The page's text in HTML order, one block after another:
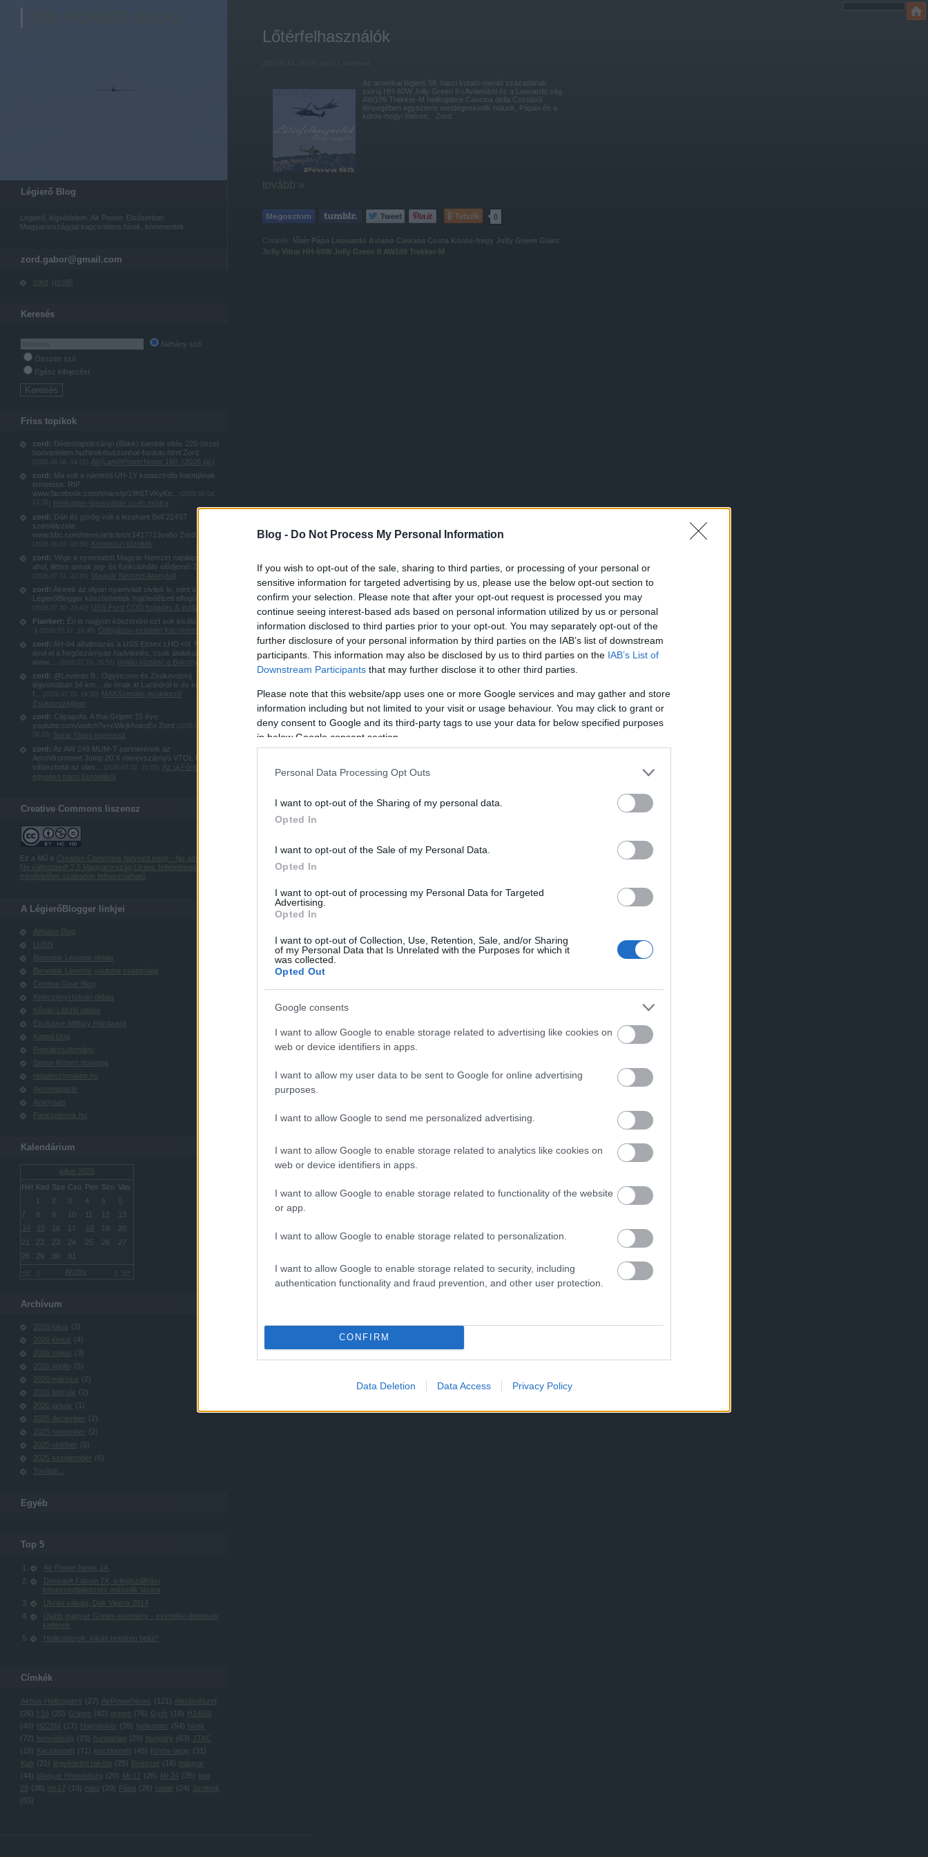
Blog - Do Not Process My Personal Information
If you wish to opt-out of the sale, sharing to third parties, or processing of your personal or
sensitive information for targeted advertising by us, please use the below opt-out section to
confirm your selection. Please note that after your opt-out request is processed you may
continue seeing interest-based ads based on personal information utilized by us or personal
information disclosed to third parties prior to your opt-out. You may separately opt-out of the
further disclosure of your personal information by third parties on the IAB’s list of downstream
participants. This information may also be disclosed by us to third parties on the IAB’s List of
Downstream Participants that may further disclose it to other third parties.
Please note that this website/app uses one or more Google services and may gather and store
information including but not limited to your visit or usage behaviour. You may click to grant or
deny consent to Google and its third-party tags to use your data for below specified purposes
in below Google consent section.
Personal Data Processing Opt Outs
I want to opt-out of the Sharing of my personal data.
Opted In
I want to opt-out of the Sale of my Personal Data.
Opted In
I want to opt-out of processing my Personal Data for Targeted
Advertising.
Opted In
I want to opt-out of Collection, Use, Retention, Sale, and/or Sharing
of my Personal Data that Is Unrelated with the Purposes for which it
was collected.
Opted Out
Google consents
I want to allow Google to enable storage related to advertising like cookies on
web or device identifiers in apps.
I want to allow my user data to be sent to Google for online advertising
purposes.
I want to allow Google to send me personalized advertising.
I want to allow Google to enable storage related to analytics like cookies on
web or device identifiers in apps.
I want to allow Google to enable storage related to functionality of the website
or app.
I want to allow Google to enable storage related to personalization.
I want to allow Google to enable storage related to security, including
authentication functionality and fraud prevention, and other user protection.
CONFIRM
Data Deletion Data Access Privacy Policy
Légierő Blog
Légierő, légvédelem, Air Power. Elsősorban
Magyarországgal kapcsolatos hírek, kommentek.
zord.gabor@gmail.com
zord ( profil )
Keresés
Néhány szó
Összes szó
Egész kifejezést
Friss topikok
zord: Dédestapolcsányi (Bükk) bambis oltás 225-össel:
honvedelem.hu/hirek/huszonhat-fordulo.html Zord
Air(Land)PowerNews 160. (2026 júl.)
zord: Ma volt a námesti UH-1Y katasztrófa halottjának
temetése. RIP
www.facebook.com/share/p/19h5TVKyKo...
Helikopter-típusváltás cseh módra
zord: Dán és görög volt a lezuhant Bell 214ST
személyzete:
www.bbc.com/news/articles/c1417713ve6o Zord
Korintoszi tűzoltók
zord: Vége a nyomtatott Magyar Nemzet napilapnak,
ahol, illetve annak jog- és funkcionâlis elődjeinél 20...
Magyar Nemzet Aranytoll
zord: Akinek az olyan nyamvadt civilek is, mint a
LégierőBlogger köszönhették hajófedêlzeti elfogókötel...
USS Ford COD fogadás & indítás
Flankerr: Én is nagyon köszönöm ezt sok kiváló képet
:)
Ötfogásos estebéd Kecskeméten
zord: AH-64 alhalmazás a USS Essex LHD-rōl. Nem
avul el a forgószárnyas hadviselés, csak átalakul:
www....
Indián tűztánc a Bakonyban
zord: @Levente B.: Ogyincovo és Zsukovdzkij
légvonalban 54 km....de írnak itt Lucinóról is és kubinkai
f...
MAKSzimális gyülekező
Zsukovszkijban
zord: Cápapofa. A thai Gripen 15 éve:
youtube.com/watch?v=cWkjkhoeuEo Zord
Surat Thani expressz
zord: Az AW 249 MUM-T partnerének az
AeroVironment Jump 20 X merevszárnyú VTOL UAS-t
választotta az olas...
Az új Főnix: az
egyetlen harci Európából
Creative Commons liszensz
Ez a Mű a Creative Commons Nevezd meg! - Ne add el! -
Ne változtasd! 2.5 Magyarország Licenc feltételeinek
megfelelően szabadon felhasználható
A LégierőBlogger linkjei
Airbase Blog
LHSN
Benedek Levente oldala
Benedek Levente youtube csatornája
Combat Gear Blog
Kelecsényi István oldala
Kővári László oldala
Exclusive Military Hardware
Katpol blog
Repüléstudomány
Simon Róbert honlapja
repuloszimulator.hu
Aeromagazin
Aranysas
Panczelosok.hu
Kalendárium
július 2025
Hét Ked Sze Csü Pén Szo Vas
Archív > >>
1 2 3 4 5
7
8 9 10 11 12
13
14
15 16 17 19
20
21
22 23 24 25 26
27
28
29 30 31
Archívum
2026 július (2)
2026 június (4)
2026 május (3)
2026 április (5)
2026 március (2)
2026 február (2)
2026 január ( 1 )
2025 december (2)
2025 november (2)
2025 október (5)
2025 szeptember (6 )
Tovább
Egyéb
Top 5
Air Power News 14.
Dassault Falcon 7X, a légiszállítási
képességfejlesztés második fázisa
Ukrán válság, Dák Vipera 2014
Újabb magyar Gripen-esemény - személyi döntések
kellenek
Helikopterek: kiírás heteken belül?
Címkék
Airbus Helicopters (27) AirPowerNews ( 121 ) éleslövészet
(26 ) f 16 (20) Gripen (82) gripen (76 ) Győr ( 19) H145M
(40) H225M ( 17) Hajmáskér (39) helikopter (54) hírek
(72) honvédség (23) hungarian (29) hungary (63)
JTAC
( 15) Kecskemét (71 ) kecskemét (45) Körös-hegy (31 )
Kub
(21 ) légvédelmi rakéta (25) lövészet ( 18) magyar
(44) Magyar Honvédség (20) Mi-17 (26 ) Mi-24 (35) mig
29 (38) mi 17 ( 19) nato (20) Pápa (26 ) radar (24) Szolnok
(55)
Lőtérfelhasználók
Az amerikai légierő 56. harci kutató-mentő századának
zsírúj HH-60W Jolly Green II-i Avianóból és a Leonardo cég
AW109 Trekker-M helikoptere Cascina della Costából
lényegében egyszerre vendégeskedik nálunk, Pápán és a
körös-hegyi lőtéren. Zord
tovább »
Tetszik 0
Címkék: lőtér Pápa Leonardo Aviano Cascina Costa Körös-hegy Jolly Green Giant
Jolly Vihar HH-60W Jolly Green II AW109 Trekker-M